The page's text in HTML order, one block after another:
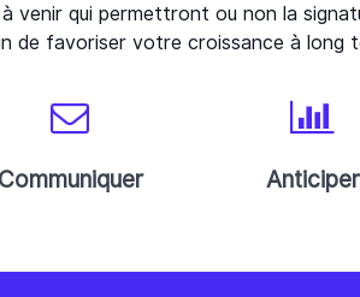
venir qui permettront ou non la
de favoriser votre croissance à long
Communiquer Anticiper